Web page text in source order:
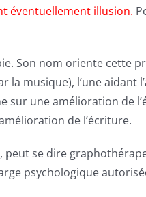
éventuellement illusion.
. Son nom oriente cette
la musique), l’une aidant
sur une amélioration de
de l’écriture.
peut se dire
psychologique